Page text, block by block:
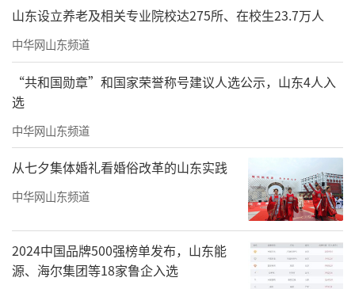
山东设立养老及相关专业院校达275所、在校生23.7万人
中华网山东频道
“共和国勋章”和国家荣誉称号建议人选公示，山东4人入
选
中华网山东频道
从七夕集体婚礼看婚俗改革的山东实践
中华网山东频道
2024中国品牌500强榜单发布，山东能
源、海尔集团等18家鲁企入选